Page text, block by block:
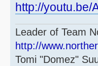
http://youtu.be/
Leader of Team
http://
Tomi "Domez"